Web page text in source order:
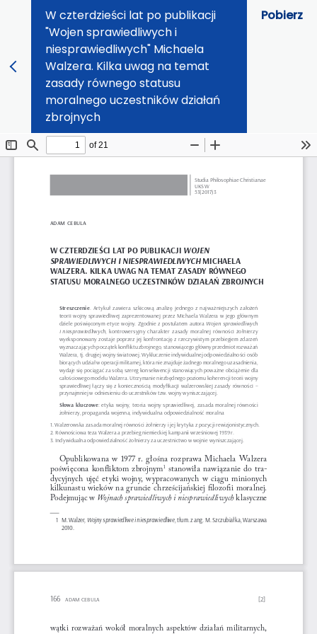
W czterdzieści lat po publikacji
"Wojen sprawiedliwych i
niesprawiedliwych" Michaela
Walzera. Kilka uwag na temat
zasady równego statusu
moralnego uczestników działań
zbrojnych
Pobierz